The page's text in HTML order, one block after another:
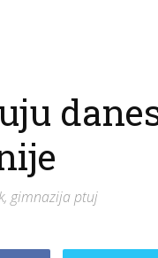
gimnazija ptuj